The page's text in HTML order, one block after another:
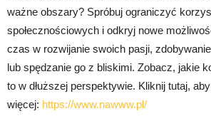
ważne obszary? Spróbuj ograniczyć
społecznościowych i odkryj nowe
czas w rozwijanie swoich pasji,
lub spędzanie go z bliskimi. Zobacz, jakie
to w dłuższej perspektywie. Kliknij tutaj,
więcej: https://www.nawww.pl/